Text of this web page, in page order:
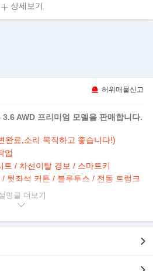
상세보기
허위매물신고
AWD 프리미엄 모델을 판매합니다.
완료,소리 묵직하고 좋습니다!)
업
트 / 차선이탈 경보 / 스마트키
뒷좌석 커튼 / 블루투스 / 전동 트렁크
동 가죽시트 / 키2개 / 누유수리완!
니다!! / 광택 완료!!
명글